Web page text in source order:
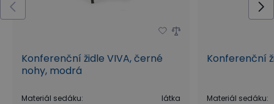
Konferenční židle VIVA, černé
nohy, modrá
Materiál sedáku:
látka
Konferenční
Materiál sedáku: